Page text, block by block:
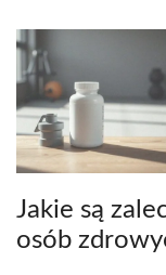
Jakie są
osób